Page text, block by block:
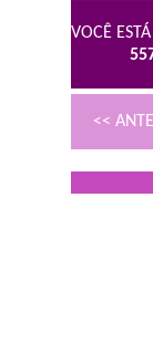
VOCÊ
<<